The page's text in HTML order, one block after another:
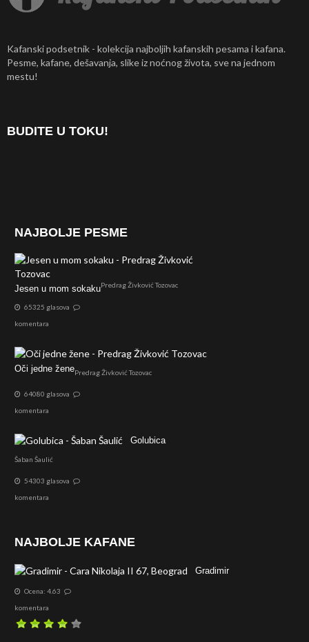
Kafanski podsetnik - kolekcija najboljih kafanskih pesama i kafana.
Pesme, kafane, dešavanja, slike iz noćnog života, sve na jednom
mestu!
BUDITE U TOKU!
NAJBOLJE PESME
Jesen u mom sokakuPredrag Živković Tozovac
65325 glasova
komentara
Oči jedne ženePredrag Živković Tozovac
64080 glasova
komentara
Golubica
Šaban Šaulić
54303 glasova
komentara
NAJBOLJE KAFANE
Gradimir
Ocena: 4.63
komentara